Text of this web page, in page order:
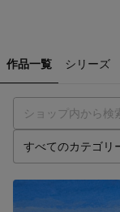
作品一覧 シリーズ